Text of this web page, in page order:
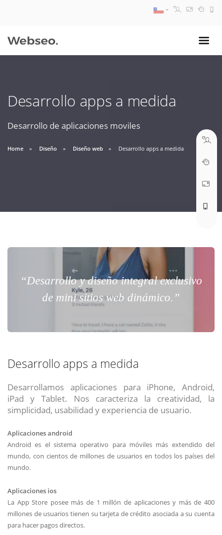
Desarrollo apps a medida
Desarrollo de aplicaciones moviles
Home Diseño Diseño web Desarrollo apps a medida
“Desarrollo y diseño integral exclusivo
de mini sitios web dinámico.”
Desarrollo apps a medida
Desarrollamos aplicaciones para iPhone, Android,
iPad y Tablet. Nos caracteriza la creatividad, la
simplicidad, usabilidad y experiencia de usuario.
Aplicaciones android
Android es el sistema operativo para móviles más extendido del
mundo, con cientos de millones de usuarios en todos los países del
mundo.
Aplicaciones ios
La App Store posee más de 1 millón de aplicaciones y más de 400
millones de usuarios tienen su tarjeta de crédito asociada a su cuenta
para hacer pagos directos.
09:30 AM A 18:30 PM
soporte@webseo.cl